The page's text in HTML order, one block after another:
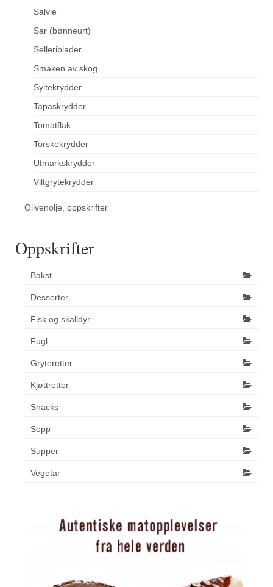
Salvie
Sar (bønneurt)
Selleriblader
Smaken av skog
Syltekrydder
Tapaskrydder
Tomatflak
Torskekrydder
Utmarkskrydder
Viltgrytekrydder
Olivenolje, oppskrifter
Oppskrifter
Bakst
Desserter
Fisk og skalldyr
Fugl
Gryteretter
Kjøttretter
Snacks
Sopp
Supper
Vegetar